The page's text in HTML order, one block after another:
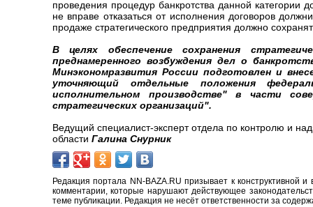
проведения процедур банкротства данной
не вправе отказаться от исполнения договоров
продаже стратегического предприятия должно
В целях обеспечение сохранения
преднамеренного возбуждения дел о
Минэкономразвития России подготовлен и
уточняющий отдельные положения
исполнительном производстве" в части
стратегических организаций".
Ведущий специалист-эксперт отдела по контролю и
области Галина Снурник
Редакция портала NN-BAZA.RU призывает к конструктивной
комментарии, которые нарушают действующее
теме публикации. Редакция не несёт ответственности за